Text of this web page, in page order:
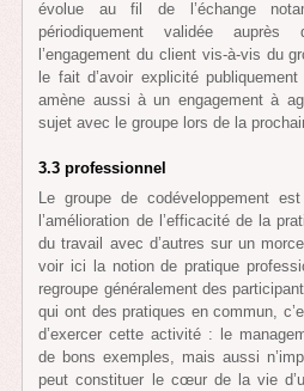
évolue au fil de l’échange
périodiquement validée auprès
l’engagement du client vis-à-vis du
le fait d’avoir explicité
amène aussi à un engagement à
sujet avec le groupe lors de la
3.3 professionnel
Le groupe de codéveloppement
l’amélioration de l’efficacité de la
du travail avec d’autres sur un
voir ici la notion de pratique
regroupe généralement des
qui ont des pratiques en commun,
d’exercer cette activité : le
de bons exemples, mais aussi
peut constituer le cœur de la vie